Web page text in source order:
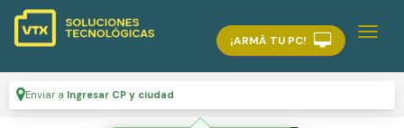
¡ARMÁ TU PC!
Enviar a Ingresar CP y ciudad